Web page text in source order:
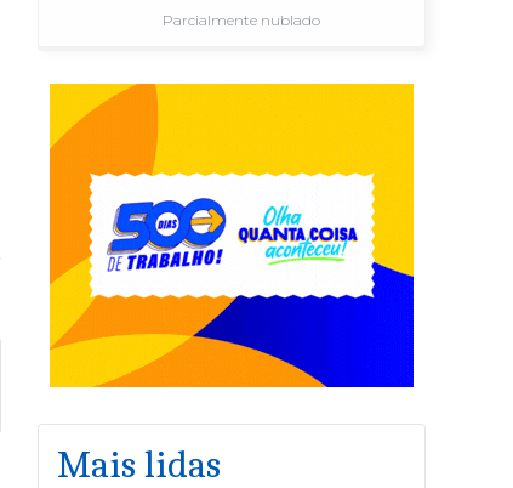
Parcialmente nublado
Mais lidas